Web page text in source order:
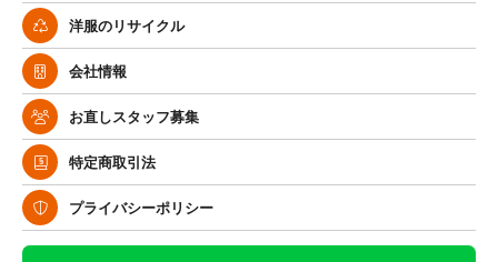
洋服のリサイクル
会社情報
お直しスタッフ募集
特定商取引法
プライバシーポリシー